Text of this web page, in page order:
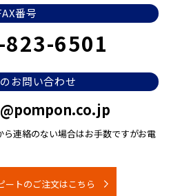
番号
6501
お問い合わせ
ら連絡のない場合はお手数ですがお電
ートのご注文はこちら